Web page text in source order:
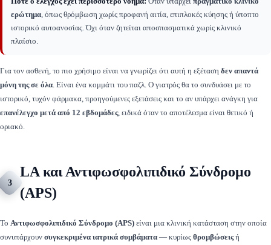
ερώτημα, όπως θρόμβωση χωρίς προφανή αιτία, επιπλοκές κύησης ή ύποπτο
ιστορικό αυτοανοσίας. Όχι όταν ζητείται αποσπασματικά χωρίς κλινικό
πλαίσιο.
Για τον ασθενή, το πιο χρήσιμο είναι να γνωρίζει ότι αυτή η εξέταση δεν απαντά
μόνη της σε όλα. Είναι ένα κομμάτι του παζλ. Ο γιατρός θα το συνδυάσει με το
ιστορικό, τυχόν φάρμακα, προηγούμενες εξετάσεις και το αν υπάρχει ανάγκη για
επανέλεγχο μετά από 12 εβδομάδες, ειδικά όταν το αποτέλεσμα είναι θετικό ή
οριακό.
3
LA και Αντιφωσφολιπιδικό Σύνδρομο
(APS)
Το Αντιφωσφολιπιδικό Σύνδρομο (APS) είναι μια κλινική κατάσταση στην οποία
συνυπάρχουν συγκεκριμένα ιατρικά συμβάματα — κυρίως θρομβώσειςή